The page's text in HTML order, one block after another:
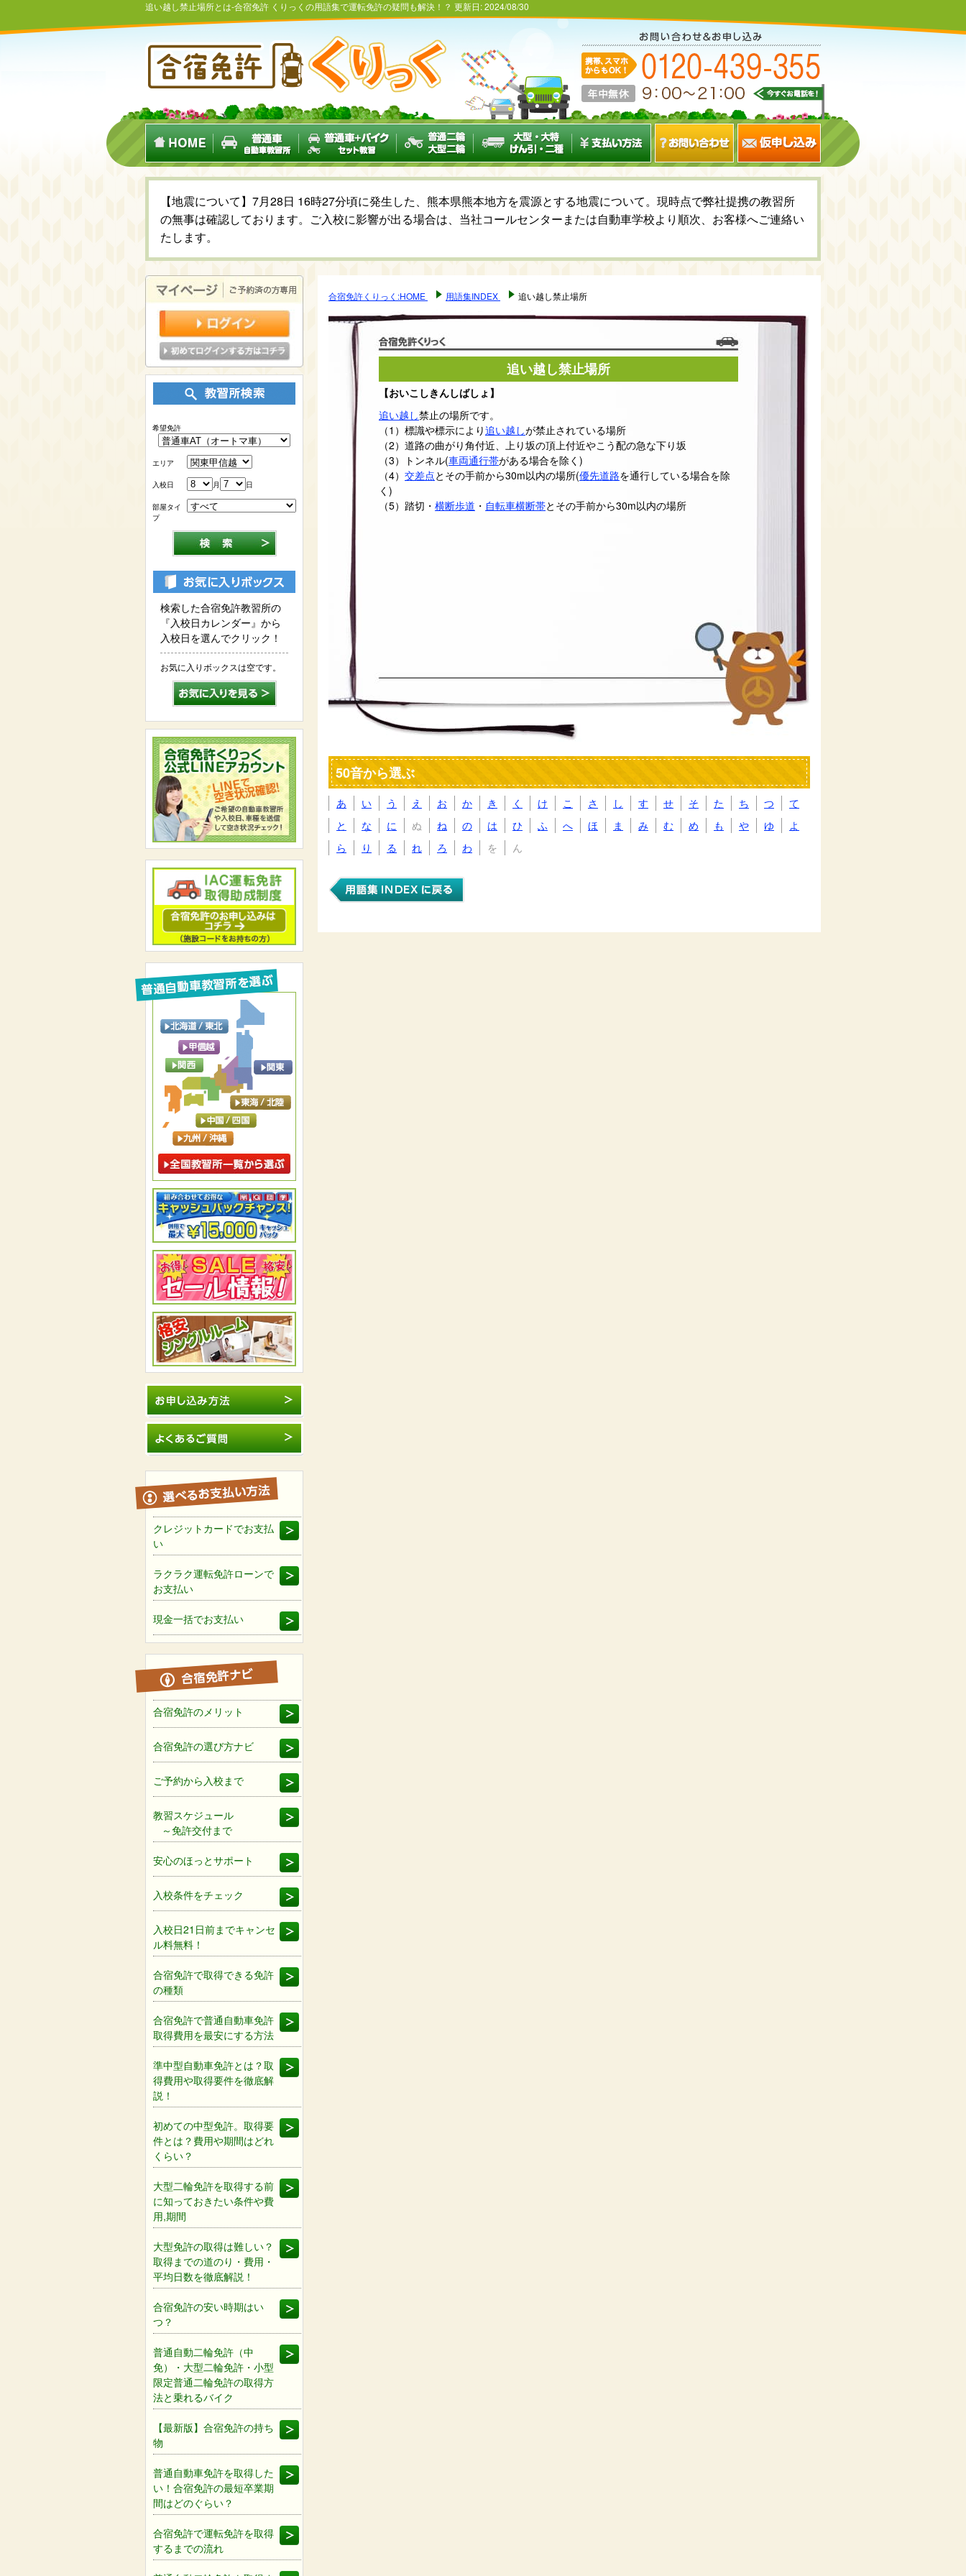
追い越し禁止場所とは-合宿免許 くりっくの用語集で運転免許の疑問も解決！？ 更新日:2024/08/30
【地震について】7月28日 16時27分頃に発生した、熊本県熊本地方を震源とする地震について。現時点で弊社提携の教習所
の無事は確認しております。ご入校に影響が出る場合は、当社コールセンターまたは自動車学校より順次、お客様へご連絡い
たします。
合宿免許くりっく:HOME 用語集INDEX 追い越し禁止場所
追い越し禁止場所
【おいこしきんしばしょ】
追い越し禁止の場所です。
（1）標識や標示により追い越しが禁止されている場所
（2）道路の曲がり角付近、上り坂の頂上付近やこう配の急な下り坂
（3）トンネル(車両通行帯がある場合を除く)
（4） 交差点とその手前から30m以内の場所(優先道路を通行している場合を除
く)
（5）踏切・ 横断歩道 ・ 自転車横断帯とその手前から30m以内の場所
50音から選ぶ
あ い う え お か き く け こ さ し す せ そ た ち つ
て
と
な に ぬ ね の は ひ ふ へ ほ ま み む め も や ゆ
よ
ら
り る れ ろ わ を ん
希望免許
エリア
入校日 月 日
部屋タイ
プ
検索した合宿免許教習所の
『入校日カレンダー』から
入校日を選んでクリック！
お気に入りボックスは空です。
クレジットカードでお支払
い
ラクラク運転免許ローンで
お支払い
現金一括でお支払い
合宿免許のメリット
合宿免許の選び方ナビ
ご予約から入校まで
教習スケジュール
～免許交付まで
安心のほっとサポート
入校条件をチェック
入校日21日前までキャンセ
ル料無料！
合宿免許で取得できる免許
の種類
合宿免許で普通自動車免許
取得費用を最安にする方法
準中型自動車免許とは？取
得費用や取得要件を徹底解
説！
初めての中型免許。取得要
件とは？費用や期間はどれ
くらい？
大型二輪免許を取得する前
に知っておきたい条件や費
用,期間
大型免許の取得は難しい？
取得までの道のり・費用・
平均日数を徹底解説！
合宿免許の安い時期はい
つ？
普通自動二輪免許（中
免）・大型二輪免許・小型
限定普通二輪免許の取得方
法と乗れるバイク
【最新版】合宿免許の持ち
物
普通自動車免許を取得した
い！合宿免許の最短卒業期
間はどのぐらい？
合宿免許で運転免許を取得
するまでの流れ